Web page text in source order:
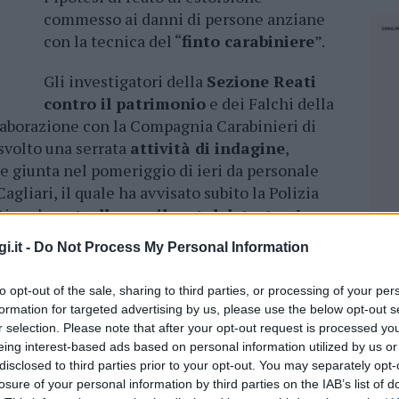
- Do Not Process My Personal Information
opt-out of the sale, sharing to third parties, or processing of your
for targeted advertising by us, please use the below opt-out
selection. Please note that after your opt-out request is processed
interest-based ads based on personal information utilized by us
to third parties prior to your opt-out. You may separately
of your personal information by third parties on the IAB’s list of
commesso ai danni di persone anziane
con la tecnica del “finto carabiniere”.
Gli investigatori della Sezione Reati
contro il patrimonio e dei Falchi della
con la Compagnia Carabinieri di
una serrata attività di indagine,
giunta nel pomeriggio di ieri da personale
il quale ha avvisato subito la Polizia
alcontrollo con il metal detector. I
immediatamente nell’area del varco
il ragazzo, trovandolo in possesso
in oro e di
7.500 euro in contanti
. Gli
che si trattasse di oggetti e soldi di
lo scambio informativo con altriuffici
la stessa mattina erano stati commessi due
In particolare, due vittime, anziane, erano
somma di denaro e gioielli a persone